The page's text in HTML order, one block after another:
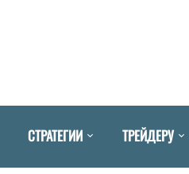
СТРАТЕГИИ ТРЕЙДЕРУ